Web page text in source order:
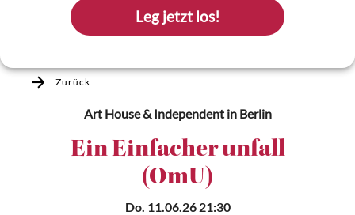
Leg jetzt los!
Zurück
Art House & Independentin Berlin
Ein Einfacher unfall
(OmU)
Do. 11.06.26 21:30